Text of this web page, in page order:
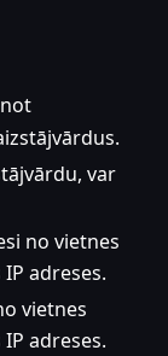
var
no vietnes
adreses.
vietnes
adreses.